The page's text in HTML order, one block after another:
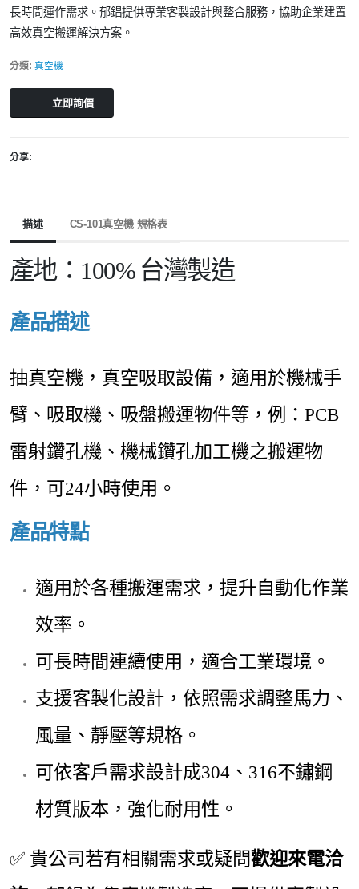
長時間運作需求。郁錩提供專業客製設計與整合服務，協助企業建置
高效真空搬運解決方案。
分類: 真空機
立即詢價
分享:
描述 CS-101真空機 規格表
產地：100% 台灣製造
產品描述
抽真空機，真空吸取設備，適用於機械手
臂、吸取機、吸盤搬運物件等，例：PCB
雷射鑽孔機、機械鑽孔加工機之搬運物
件，可24小時使用。
產品特點
適用於各種搬運需求，提升自動化作業
效率。
可長時間連續使用，適合工業環境。
支援客製化設計，依照需求調整馬力、
風量、靜壓等規格。
可依客戶需求設計成304、316不鏽鋼
材質版本，強化耐用性。
✅ 貴公司若有相關需求或疑問歡迎來電洽